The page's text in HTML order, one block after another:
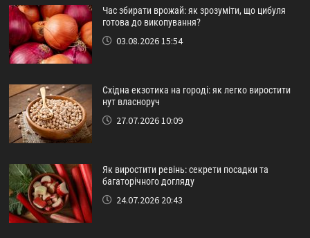
Час збирати врожай: як зрозуміти, що цибуля
готова до викопування?
03.08.2026 15:54
Східна екзотика на городі: як легко виростити
нут власноруч
27.07.2026 10:09
Як виростити ревінь: секрети посадки та
багаторічного догляду
24.07.2026 20:43